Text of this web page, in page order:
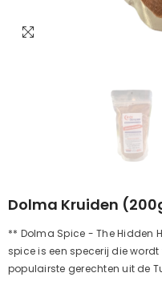
Dolma Kruiden
** Dolma Spice - The Hidden
spice is een specerij die
populairste gerechten uit de